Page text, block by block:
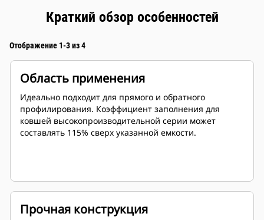
Краткий обзор особенностей
Отображение 1-3 из 4
Область применения
Идеально подходит для прямого и обратного
профилирования. Коэффициент заполнения для
ковшей высокопроизводительной серии может
составлять 115% сверх указанной емкости.
Прочная конструкция